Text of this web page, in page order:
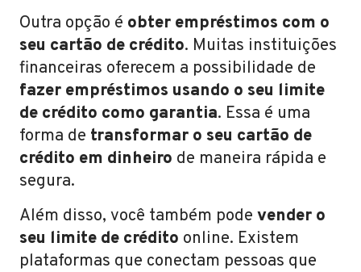
Outra opção é obter empréstimos com o
seu cartão de crédito. Muitas instituições
financeiras oferecem a possibilidade de
fazer empréstimos usando o seu limite
de crédito como garantia. Essa é uma
forma de transformar o seu cartão de
crédito em dinheiro de maneira rápida e
segura.
Além disso, você também pode vender o
seu limite de crédito online. Existem
plataformas que conectam pessoas que